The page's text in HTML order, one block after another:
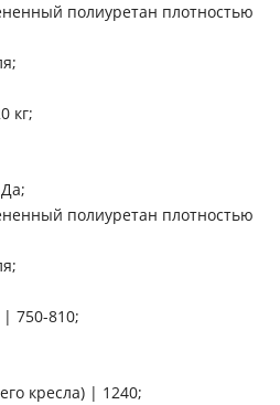
полиуретан плотностью
кг;
полиуретан плотностью
| 750-810;
кресла) | 1240;